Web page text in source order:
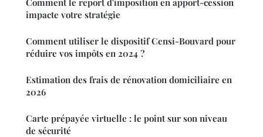
impacte votre stratégie
Comment utiliser le dispositif Censi-Bouvard pour
réduire vos impôts en 2024 ?
Estimation des frais de rénovation domiciliaire en
2026
Carte prépayée virtuelle : le point sur son niveau
de sécurité